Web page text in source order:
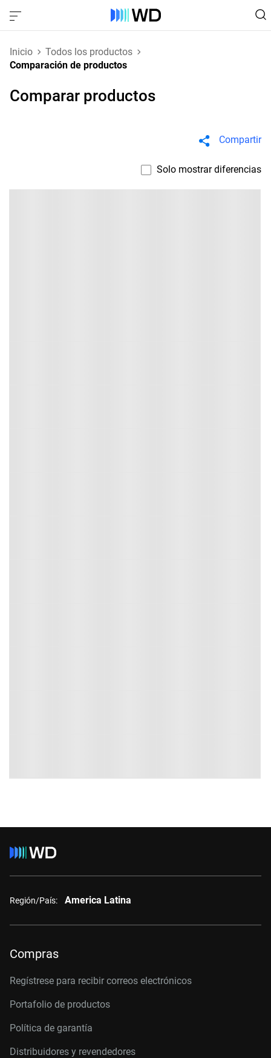
Inicio
Todos los productos
Comparación de productos
Comparar productos
Compartir
Solo mostrar diferencias
Región/País: America Latina
Compras
Regístrese para recibir correos electrónicos
Portafolio de productos
Política de garantía
Distribuidores y revendedores